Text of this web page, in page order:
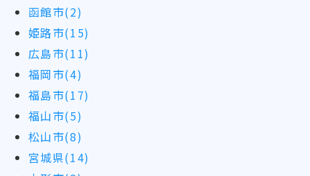
函館市(2)
姫路市(15)
広島市(11)
福岡市(4)
福島市(17)
福山市(5)
松山市(8)
宮城県(14)